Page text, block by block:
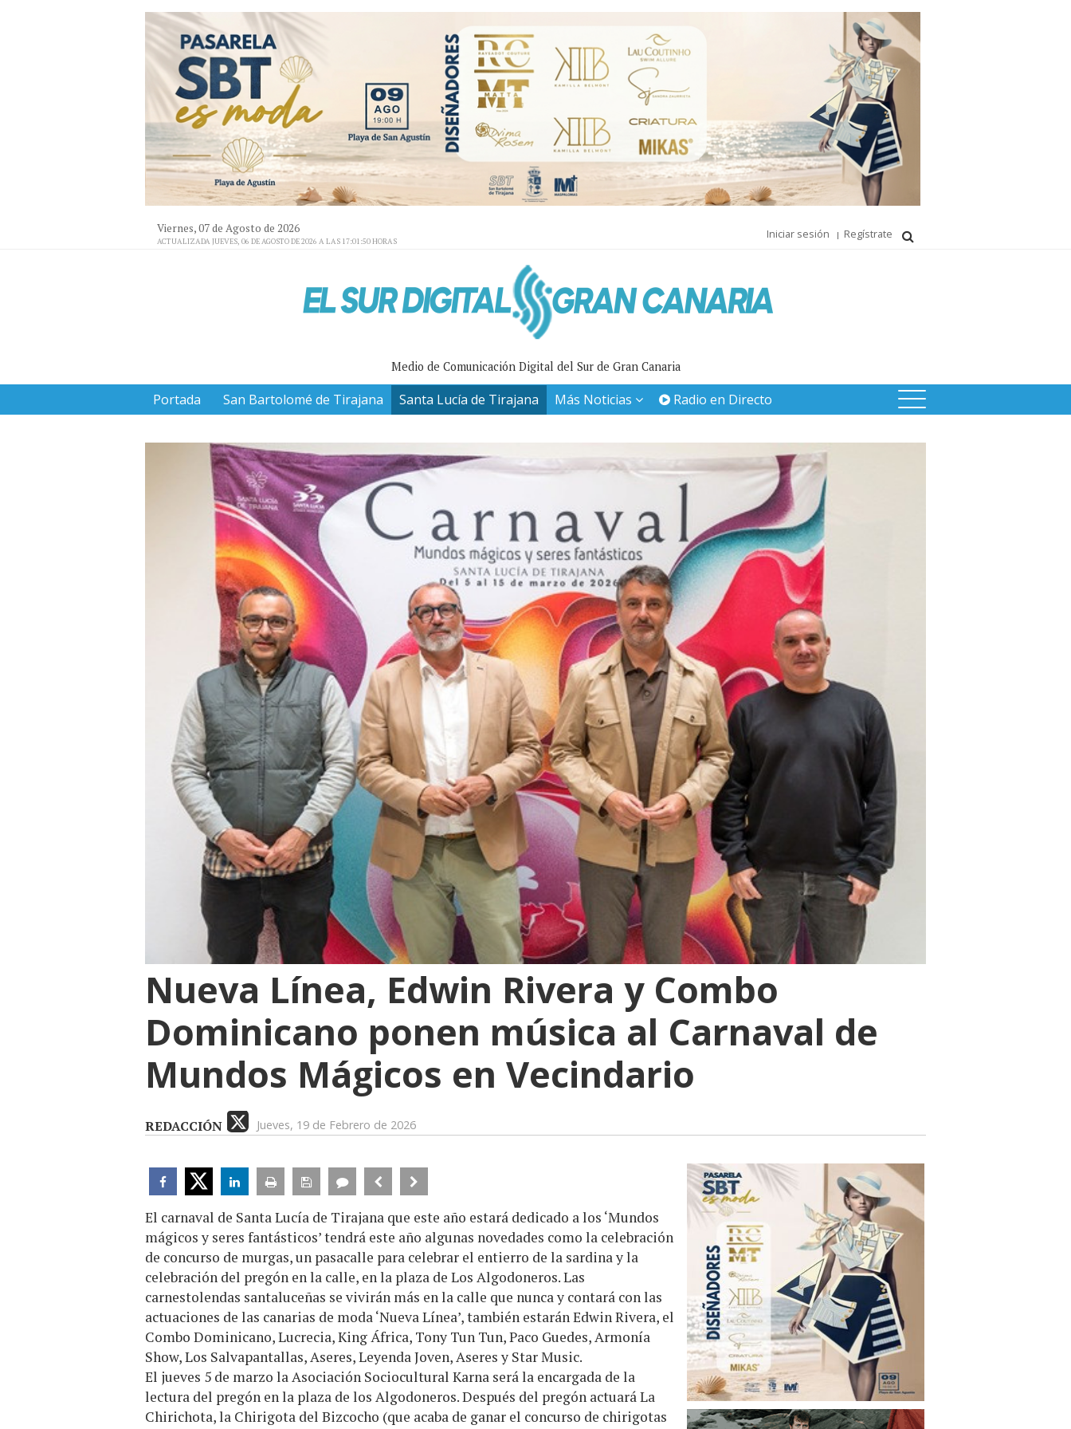
Viernes, 07 de Agosto de 2026
ACTUALIZADA JUEVES, 06 DE AGOSTO DE 2026 A LAS 17:01:50 HORAS
Iniciar sesión Regístrate
Medio de Comunicación Digital del Sur de Gran Canaria
Portada San Bartolomé de Tirajana Santa Lucía de Tirajana Más Noticias Radio en Directo
Nueva Línea, Edwin Rivera y Combo
Dominicano ponen música al Carnaval de
Mundos Mágicos en Vecindario
REDACCIÓN Jueves, 19 de Febrero de 2026
El carnaval de Santa Lucía de Tirajana que este año estará dedicado a los ‘Mundos
mágicos y seres fantásticos’ tendrá este año algunas novedades como la celebración
de concurso de murgas, un pasacalle para celebrar el entierro de la sardina y la
celebración del pregón en la calle, en la plaza de Los Algodoneros. Las
carnestolendas santaluceñas se vivirán más en la calle que nunca y contará con las
actuaciones de las canarias de moda ‘Nueva Línea’, también estarán Edwin Rivera, el
Combo Dominicano, Lucrecia, King África, Tony Tun Tun, Paco Guedes, Armonía
Show, Los Salvapantallas, Aseres, Leyenda Joven, Aseres y Star Music.
El jueves 5 de marzo la Asociación Sociocultural Karna será la encargada de la
lectura del pregón en la plaza de los Algodoneros. Después del pregón actuará La
Chirichota, la Chirigota del Bizcocho (que acaba de ganar el concurso de chirigotas